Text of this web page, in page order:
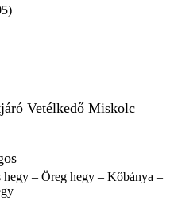
Vetélkedő Miskolc
hegy – Öreg hegy – Kőbánya –